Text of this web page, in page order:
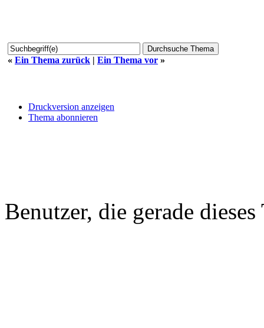
« Ein Thema zurück | Ein Thema vor »
Druckversion anzeigen
Thema abonnieren
Benutzer, die gerade